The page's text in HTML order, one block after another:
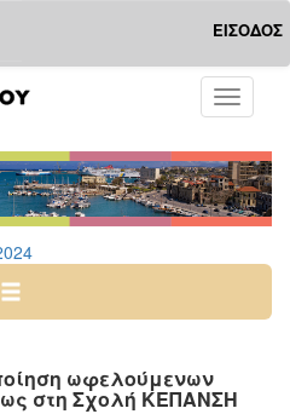
ΕΙΣΟΔΟΣ
Toggle
ωφελούμενων
στη Σχολή ΚΕΠΑΝΣΗ